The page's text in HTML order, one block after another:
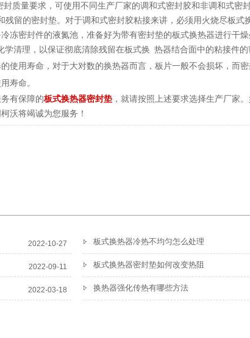
质量要求，可使用不同生产厂家的调和式密封胶和非调和式密
留的密封垫。对于调和式密封胶粘接来讲，必须用火烧尽板式
冻密封件的液氮池，准备好为带有密封垫的板式换热器进行干
学清理，以保证彻底清除残留在板式换 热器结合面中的粘接件
使用寿命，对于大对数的换热器而言，板片一般不会损坏，而
寿命。
有保障的板式换热器密封垫 ，就请按照上述要求选择生产厂家
沃将竭诚为您服务！
2022-10-27 板式换热器冷热不均匀怎么处理
2022-09-11 板式换热器密封垫如何改变热阻
2022-03-18 换热器强化传热有哪些方法